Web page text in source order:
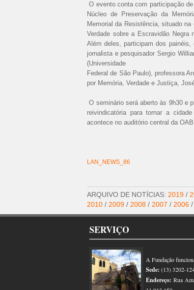
O evento conta com participação
Núcleo de Preservação da
Memorial da Resistência, situado
Verdade sobre a Escravidão
Além deles, participam dos
jornalista e pesquisador Sergio
(Universidade
Federal de São Paulo), professora
por Memória, Verdade e Justiça,
O seminário será aberto às 9h30 e
reivindicatória para tornar a
acontece no auditório central da
LAN_NEWS_86
ARQUIVO DE NOTÍCIAS: 2019 /
2010 / 2009 / 2008 / 2007 / 2006 /
SERVIÇO
A Fundação
Sede: (13) 3202-
Endereço: Rua